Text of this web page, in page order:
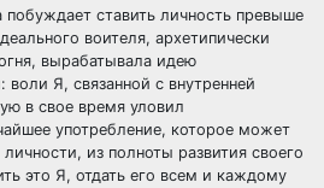
побуждает ставить личность превыше
воителя, архетипически
вырабатывала идею
Я, связанной с внутренней
в свое время уловил
употребление, которое может
из полноты развития своего
это Я, отдать его всем и каждому